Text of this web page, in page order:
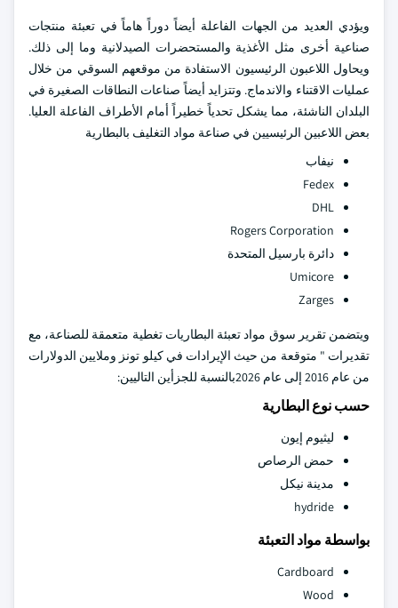
ويؤدي العديد من الجهات الفاعلة أيضاً دوراً هاماً في تعبئة منتجات
صناعية أخرى مثل الأغذية والمستحضرات الصيدلانية وما إلى ذلك.
ويحاول اللاعبون الرئيسيون الاستفادة من موقعهم السوقي من خلال
عمليات الاقتناء والاندماج. وتتزايد أيضاً صناعات النطاقات الصغيرة في
البلدان الناشئة، مما يشكل تحدياً خطيراً أمام الأطراف الفاعلة العليا.
بعض اللاعبين الرئيسيين في صناعة مواد التغليف بالبطارية
نيفاب
Fedex
DHL
Rogers Corporation
دائرة بارسيل المتحدة
Umicore
Zarges
ويتضمن تقرير سوق مواد تعبئة البطاريات تغطية متعمقة للصناعة، مع
تقديرات " متوقعة من حيث الإيرادات في كيلو تونز وملايين الدولارات
من عام 2016 إلى عام 2026بالنسبة للجزأين التاليين:
حسب نوع البطارية
ليثيوم إيون
حمض الرصاص
مدينة نيكل
hydride
بواسطة مواد التعبئة
Cardboard
Wood